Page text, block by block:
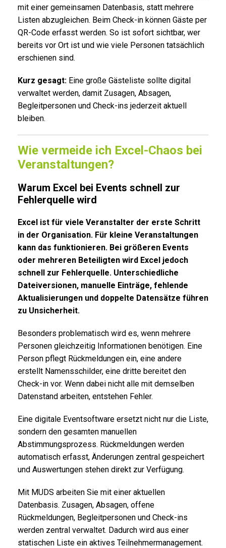
mit einer gemeinsamen Datenbasis, statt mehrere
Listen abzugleichen. Beim Check-in können Gäste per
QR-Code erfasst werden. So ist sofort sichtbar, wer
bereits vor Ort ist und wie viele Personen tatsächlich
erschienen sind.
Kurz gesagt: Eine große Gästeliste sollte digital
verwaltet werden, damit Zusagen, Absagen,
Begleitpersonen und Check-ins jederzeit aktuell
bleiben.
Wie vermeide ich Excel-Chaos bei
Veranstaltungen?
Warum Excel bei Events schnell zur
Fehlerquelle wird
Excel ist für viele Veranstalter der erste Schritt
in der Organisation. Für kleine Veranstaltungen
kann das funktionieren. Bei größeren Events
oder mehreren Beteiligten wird Excel jedoch
schnell zur Fehlerquelle. Unterschiedliche
Dateiversionen, manuelle Einträge, fehlende
Aktualisierungen und doppelte Datensätze führen
zu Unsicherheit.
Besonders problematisch wird es, wenn mehrere
Personen gleichzeitig Informationen benötigen. Eine
Person pflegt Rückmeldungen ein, eine andere
erstellt Namensschilder, eine dritte bereitet den
Check-in vor. Wenn dabei nicht alle mit demselben
Datenstand arbeiten, entstehen Fehler.
Eine digitale Eventsoftware ersetzt nicht nur die Liste,
sondern den gesamten manuellen
Abstimmungsprozess. Rückmeldungen werden
automatisch erfasst, Änderungen zentral gespeichert
und Auswertungen stehen direkt zur Verfügung.
Mit MUDS arbeiten Sie mit einer aktuellen
Datenbasis. Zusagen, Absagen, offene
Rückmeldungen, Begleitpersonen und Check-ins
werden zentral verwaltet. Dadurch wird aus einer
statischen Liste ein aktives Teilnehmermanagement.